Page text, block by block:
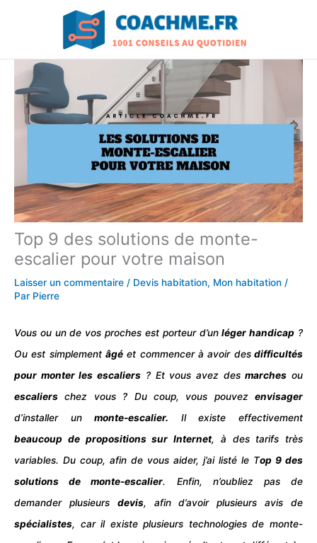
Top 9 des solutions de monte-
escalier pour votre maison
Laisser un commentaire / Devis habitation, Mon habitation /
Par Pierre
Vous ou un de vos proches est porteur d’unlégerhandicap ?
Ou est simplement âgé et commencer à avoir desdifficultés
pour monter les escaliers ? Et vous avez desmarches ou
escaliers chez vous ? Du coup, vous pouvez envisager
d’installer unmonte-escalier. Il existe effectivement
beaucoup de propositions sur Internet, à des tarifs très
variables. Du coup, afin de vous aider, j’ai listé le Top 9 des
solutions de monte-escalier. Enfin, n’oubliez pas de
demander plusieurs devis, afin d’avoir plusieurs avis de
spécialistes, car il existe plusieurs technologies de monte-